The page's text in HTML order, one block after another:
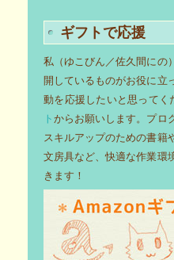
ギフトで応援
私（ゆこびん／佐久間にの
開しているものがお役に立
動を応援したいと思ってく
トからお願いします。プロ
スキルアップのための書籍
文房具など、快適な作業環
きます！